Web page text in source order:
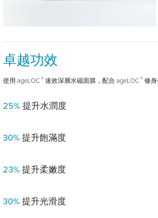
卓越功效
使用 ageLOC ® 速效深層水磁面膜，配合 ageLOC ® 修
25% 提升水潤度
30% 提升飽滿度
23% 提升柔嫩度
30% 提升光滑度